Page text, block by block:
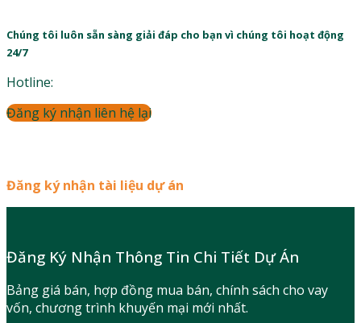
Chúng tôi luôn sẵn sàng giải đáp cho bạn vì chúng tôi hoạt động
24/7
Hotline:
Đăng ký nhận liên hệ lại
Đăng ký nhận tài liệu dự án
Đăng Ký Nhận Thông Tin Chi Tiết Dự Án
Bảng giá bán, hợp đồng mua bán, chính sách cho vay
vốn, chương trình khuyến mại mới nhất.